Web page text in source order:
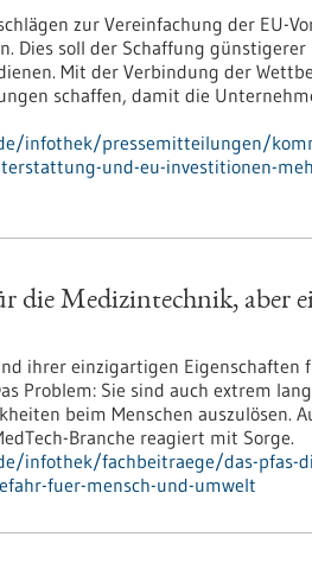
zur Vereinfachung der EU-
Dies soll der Schaffung günstigerer
Mit der Verbindung der
schaffen, damit die
infothek/pressemitteilungen/
und-eu-investitionen-
die Medizintechnik, aber
ihrer einzigartigen Eigenschaften
Problem: Sie sind auch extrem
beim Menschen auszulösen.
Branche reagiert mit Sorge.
infothek/fachbeitraege/das-pfas-
fuer-mensch-und-umwelt